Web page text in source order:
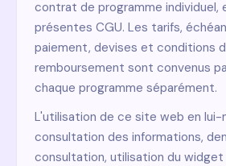
contrat de programme individuel,
présentes CGU. Les tarifs,
paiement, devises et conditions
remboursement sont convenus
chaque programme séparément.
L'utilisation de ce site web en lui-
consultation des informations,
consultation, utilisation du